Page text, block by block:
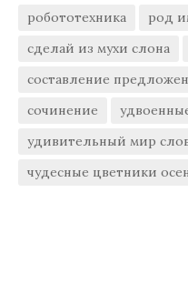
робототехника
род
сделай из мухи слона
составление
сочинение
удивительный мир
чудесные цветники